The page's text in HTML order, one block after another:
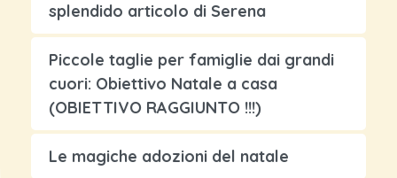
splendido articolo di Serena
Piccole taglie per famiglie dai grandi
cuori: Obiettivo Natale a casa
(OBIETTIVO RAGGIUNTO !!!)
Le magiche adozioni del natale